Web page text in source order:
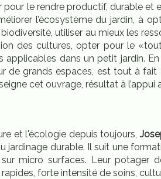
pour le rendre productif, durable et
l’écosystème du jardin, à
utiliser au mieux les
des cultures, opter pour le
applicables dans un petit jardin.
de grands espaces, est tout à
cet ouvrage, résultat à
et l'écologie depuis toujours,
jardinage durable. Il suit une
micro surfaces. Leur potager
forte intensité de soins,